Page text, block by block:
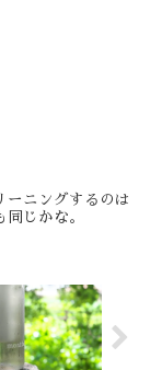
ーニングするのは
じかな。